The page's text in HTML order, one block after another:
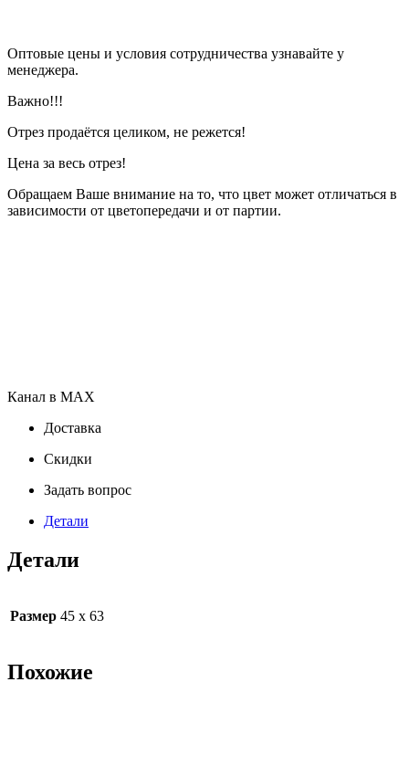
Оптовые цены и условия сотрудничества узнавайте у
менеджера.
Важно!!!
Отрез продаётся целиком, не режется!
Цена за весь отрез!
Обращаем Ваше внимание на то, что цвет может отличаться в
зависимости от цветопередачи и от партии.
Канал в MAX
Доставка
Скидки
Задать вопрос
Детали
Детали
Размер 45 х 63
Похожие